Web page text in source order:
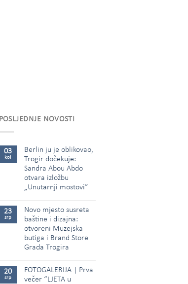
POSLJEDNJE NOVOSTI
03
kol
Berlin ju je oblikovao,
Trogir dočekuje:
Sandra Abou Abdo
otvara izložbu
„Unutarnji mostovi”
23
srp
Novo mjesto susreta
baštine i dizajna:
otvoreni Muzejska
butiga i Brand Store
Grada Trogira
20
srp
FOTOGALERIJA | Prva
večer “LJETA u